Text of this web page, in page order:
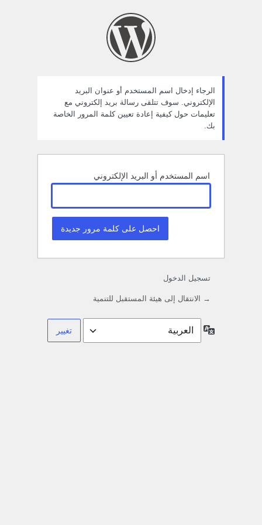
الرجاء إدخال اسم المستخدم أو عنوان البريد
الإلكتروني. سوف تتلقى رسالة بريد إلكتروني مع
تعليمات حول كيفية إعادة تعيين كلمة المرور الخاصة
بك.
اسم المستخدم أو البريد الإلكتروني
تسجيل الدخول
→ الانتقال إلى هيئة المستقبل للتنمية
اللغة